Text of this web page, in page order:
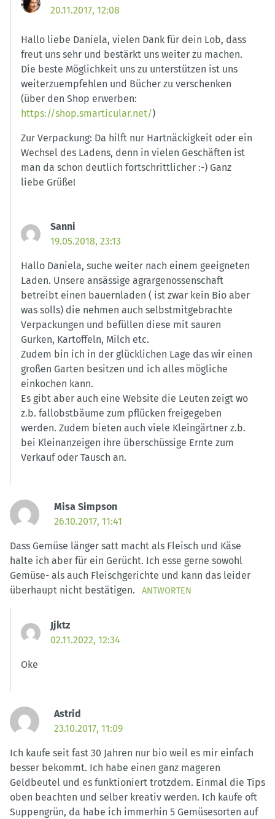
20.11.2017, 12:08
Hallo liebe Daniela, vielen Dank für dein Lob, dass
freut uns sehr und bestärkt uns weiter zu machen.
Die beste Möglichkeit uns zu unterstützen ist uns
weiterzuempfehlen und Bücher zu verschenken
(über den Shop erwerben:
https://shop.smarticular.net/)
Zur Verpackung: Da hilft nur Hartnäckigkeit oder ein
Wechsel des Ladens, denn in vielen Geschäften ist
man da schon deutlich fortschrittlicher :-) Ganz
liebe Grüße!
Sanni
19.05.2018, 23:13
Hallo Daniela, suche weiter nach einem geeigneten
Laden. Unsere ansässige agrargenossenschaft
betreibt einen bauernladen ( ist zwar kein Bio aber
was solls) die nehmen auch selbstmitgebrachte
Verpackungen und befüllen diese mit sauren
Gurken, Kartoffeln, Milch etc.
Zudem bin ich in der glücklichen Lage das wir einen
großen Garten besitzen und ich alles mögliche
einkochen kann.
Es gibt aber auch eine Website die Leuten zeigt wo
z.b. fallobstbäume zum pflücken freigegeben
werden. Zudem bieten auch viele Kleingärtner z.b.
bei Kleinanzeigen ihre überschüssige Ernte zum
Verkauf oder Tausch an.
Misa Simpson
26.10.2017, 11:41
Dass Gemüse länger satt macht als Fleisch und Käse
halte ich aber für ein Gerücht. Ich esse gerne sowohl
Gemüse- als auch Fleischgerichte und kann das leider
überhaupt nicht bestätigen.
ANTWORTEN
Jjktz
02.11.2022, 12:34
Oke
Astrid
23.10.2017, 11:09
Ich kaufe seit fast 30 Jahren nur bio weil es mir einfach
besser bekommt. Ich habe einen ganz mageren
Geldbeutel und es funktioniert trotzdem. Einmal die Tips
oben beachten und selber kreativ werden. Ich kaufe oft
Suppengrün, da habe ich immerhin 5 Gemüsesorten auf